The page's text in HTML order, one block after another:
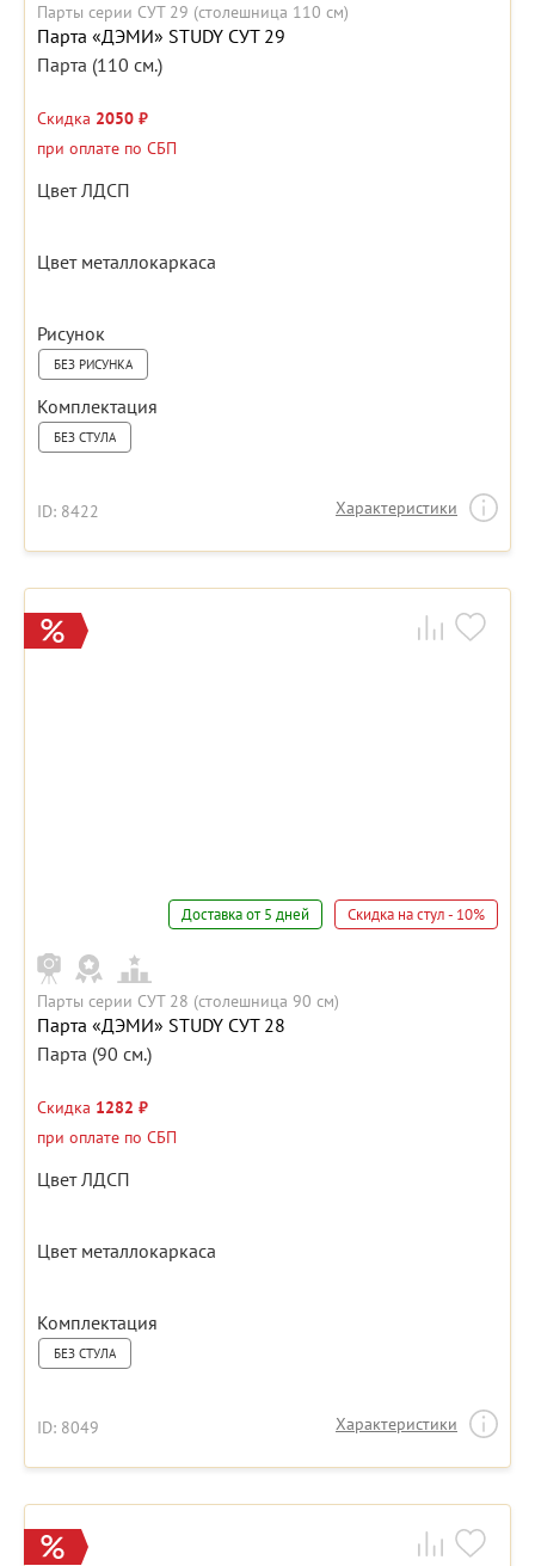
Парты серии СУТ 29 (столешница 110 см)
Парта «ДЭМИ» STUDY СУТ 29
Парта (110 см.)
Скидка 2050 ₽
при оплате по СБП
Цвет ЛДСП
Цвет металлокаркаса
Рисунок
БЕЗ РИСУНКА
Комплектация
БЕЗ СТУЛА
ID: 8422 Характеристики
Доставка от 5 дней Скидка на стул - 10%
Парты серии СУТ 28 (столешница 90 см)
Парта «ДЭМИ» STUDY СУТ 28
Парта (90 см.)
Скидка 1282 ₽
при оплате по СБП
Цвет ЛДСП
Цвет металлокаркаса
Комплектация
БЕЗ СТУЛА
ID: 8049 Характеристики